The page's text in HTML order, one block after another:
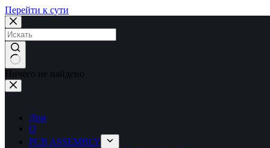
Перейти к сути
Ничего не найдено
Дом
О
PCB ASSEMBLY